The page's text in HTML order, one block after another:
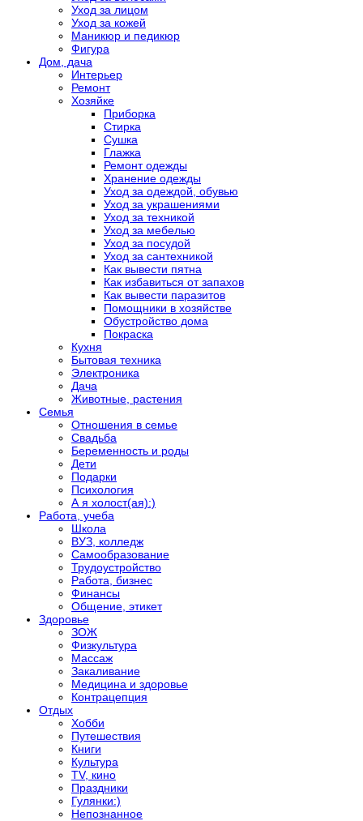
Уход за лицом
Уход за кожей
Маникюр и педикюр
Фигура
Дом, дача
Интерьер
Ремонт
Хозяйке
Приборка
Стирка
Сушка
Глажка
Ремонт одежды
Хранение одежды
Уход за одеждой, обувью
Уход за украшениями
Уход за техникой
Уход за мебелью
Уход за посудой
Уход за сантехникой
Как вывести пятна
Как избавиться от запахов
Как вывести паразитов
Помощники в хозяйстве
Обустройство дома
Покраска
Кухня
Бытовая техника
Электроника
Дача
Животные, растения
Семья
Отношения в семье
Свадьба
Беременность и роды
Дети
Подарки
Психология
А я холост(ая):)
Работа, учеба
Школа
ВУЗ, колледж
Самообразование
Трудоустройство
Работа, бизнес
Финансы
Общение, этикет
Здоровье
ЗОЖ
Физкультура
Массаж
Закаливание
Медицина и здоровье
Контрацепция
Отдых
Хобби
Путешествия
Книги
Культура
TV, кино
Праздники
Гулянки:)
Непознанное